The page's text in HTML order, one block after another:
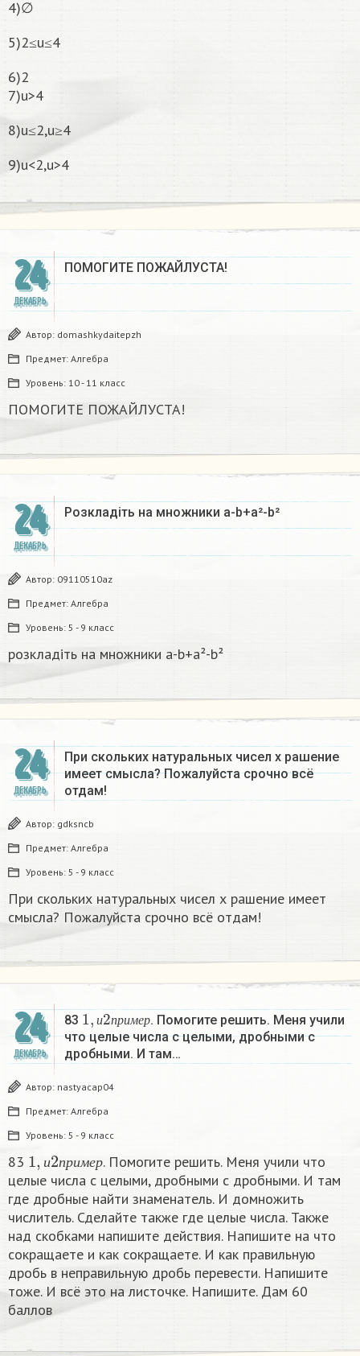
4)∅
5)2≤u≤4
6)2
7)u>4
8)u≤2,u≥4
9)u<2,u>4
24
ДЕКАБРЬ
ПОМОГИТЕ ПОЖАЙЛУСТА!
Автор: domashkydaitepzh
Предмет: Алгебра
Уровень: 10 - 11 класс
ПОМОГИТЕ ПОЖАЙЛУСТА!
24
ДЕКАБРЬ
Розкладіть на множники а-b+a²-b²​
Автор: 09110510az
Предмет: Алгебра
Уровень: 5 - 9 класс
розкладіть на множники а-b+a²-b²​
24
ДЕКАБРЬ
При скольких натуральных чисел х рашение
имеет смысла? Пожалуйста срочно всё
отдам!
Автор: gdksncb
Предмет: Алгебра
Уровень: 5 - 9 класс
При скольких натуральных чисел х рашение имеет
смысла? Пожалуйста срочно всё отдам!
24
ДЕКАБРЬ
83 и пр име р
1,и2п ример
. Помогите решить. Меня учили
что целые числа с целыми, дробными с
дробными. И там…
Автор: nastyacap04
Предмет: Алгебра
Уровень: 5 - 9 класс
83 и пр имер
1 2
. Помогите решить. Меня учили что
целые числа с целыми, дробными с дробными. И там
где дробные найти знаменатель. И домножить
числитель. Сделайте также где целые числа. Также
над скобками напишите действия. Напишите на что
сокращаете и как сокращаете. И как правильную
дробь в неправильную дробь перевести. Напишите
тоже. И всё это на листочке. Напишите. Дам 60
баллов